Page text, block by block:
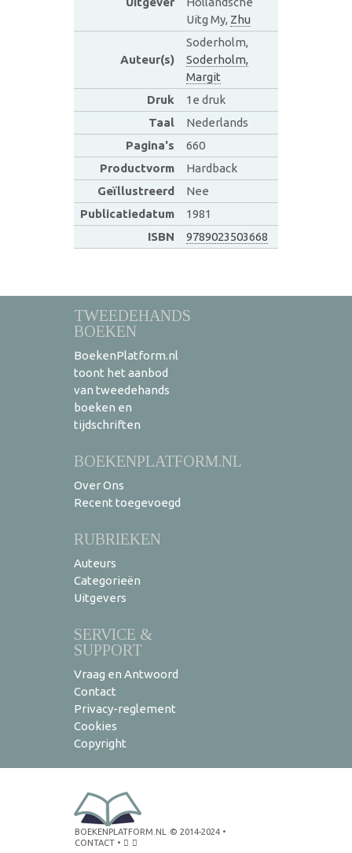
Uitg My, Zhu
Auteur(s)
Soderholm,
Soderholm,
Margit
Druk
1e druk
Taal
Nederlands
Pagina's
660
Productvorm
Hardback
Geïllustreerd
Nee
Publicatiedatum
1981
ISBN
9789023503668
TWEEDEHANDS
BOEKEN
BoekenPlatform.nl
toont het aanbod
van tweedehands
boeken en
tijdschriften
BOEKENPLATFORM.NL
Over Ons
Recent toegevoegd
RUBRIEKEN
Auteurs
Categorieën
Uitgevers
SERVICE &
SUPPORT
Vraag en Antwoord
Contact
Privacy-reglement
Cookies
Copyright
BOEKENPLATFORM.NL © 2014-2024 •
CONTACT •